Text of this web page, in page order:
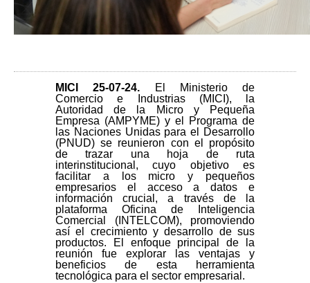
MICI 25-07-24.
El Ministerio de
Comercio e Industrias (MICI), la
Autoridad de la Micro y Pequeña
Empresa (AMPYME) y el Programa de
las Naciones Unidas para el Desarrollo
(PNUD) se reunieron con el propósito
de trazar una hoja de ruta
interinstitucional, cuyo objetivo es
facilitar a los micro y pequeños
empresarios el acceso a datos e
información crucial, a través de la
plataforma Oficina de Inteligencia
Comercial (INTELCOM), promoviendo
así el crecimiento y desarrollo de sus
productos. El enfoque principal de la
reunión fue explorar las ventajas y
beneficios de esta herramienta
tecnológica para el sector empresarial.